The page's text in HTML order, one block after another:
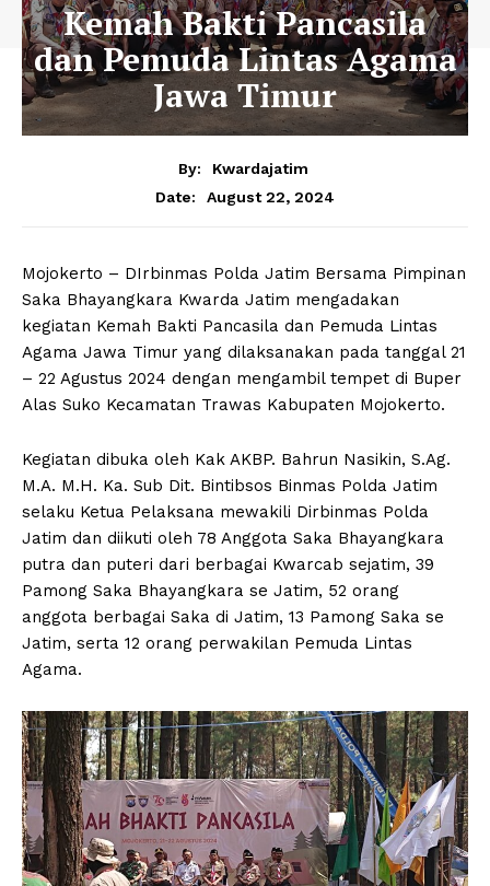
Kemah Bakti Pancasila
dan Pemuda Lintas Agama
Jawa Timur
By:
Kwardajatim
Date:
August 22, 2024
Mojokerto – DIrbinmas Polda Jatim Bersama Pimpinan
Saka Bhayangkara Kwarda Jatim mengadakan
kegiatan Kemah Bakti Pancasila dan Pemuda Lintas
Agama Jawa Timur yang dilaksanakan pada tanggal 21
– 22 Agustus 2024 dengan mengambil tempet di Buper
Alas Suko Kecamatan Trawas Kabupaten Mojokerto.
Kegiatan dibuka oleh Kak AKBP. Bahrun Nasikin, S.Ag.
M.A. M.H. Ka. Sub Dit. Bintibsos Binmas Polda Jatim
selaku Ketua Pelaksana mewakili Dirbinmas Polda
Jatim dan diikuti oleh 78 Anggota Saka Bhayangkara
putra dan puteri dari berbagai Kwarcab sejatim, 39
Pamong Saka Bhayangkara se Jatim, 52 orang
anggota berbagai Saka di Jatim, 13 Pamong Saka se
Jatim, serta 12 orang perwakilan Pemuda Lintas
Agama.